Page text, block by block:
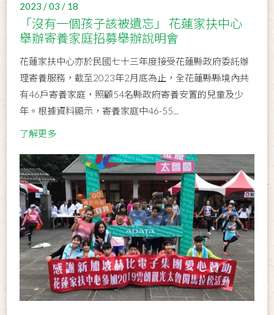
2023 / 03 / 18
「沒有一個孩子該被遺忘」 花蓮家扶中心
舉辦寄養家庭招募舉辦說明會
花蓮家扶中心亦於民國七十三年度接受花蓮縣政府委託辦
理寄養服務，截至2023年2月底為止，全花蓮縣縣境內共
有46戶寄養家庭，照顧54名縣政府寄養安置的兒童及少
年。根據資料顯示，寄養家庭中46-55...
了解更多